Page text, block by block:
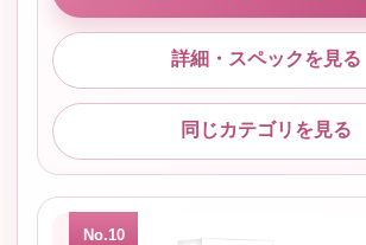
詳細・スペックを見る
同じカテゴリを見る
No.10